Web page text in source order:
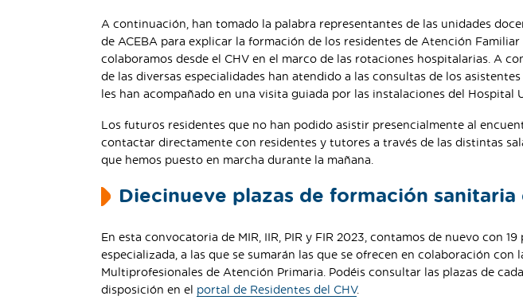
A continuación, han tomado la palabra representantes de las unidades
de ACEBA para explicar la formación de los residentes de Atención
colaboramos desde el CHV en el marco de las rotaciones hospitalarias. A
de las diversas especialidades han atendido a las consultas de los
les han acompañado en una visita guiada por las instalaciones del Hospital
Los futuros residentes que no han podido asistir presencialmente al
contactar directamente con residentes y tutores a través de las distintas
que hemos puesto en marcha durante la mañana.
Diecinueve plazas de formación sanitaria
En esta convocatoria de MIR, IIR, PIR y FIR 2023, contamos de nuevo con
especializada, a las que se sumarán las que se ofrecen en colaboración con
Multiprofesionales de Atención Primaria. Podéis consultar las plazas de
disposición en el
portal de Residentes del CHV.